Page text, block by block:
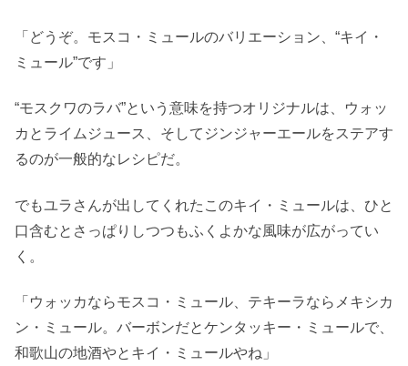
「どうぞ。モスコ・ミュールのバリエーション、“キイ・
ミュール”です」
“モスクワのラバ”という意味を持つオリジナルは、ウォッ
カとライムジュース、そしてジンジャーエールをステアす
るのが一般的なレシピだ。
でもユラさんが出してくれたこのキイ・ミュールは、ひと
口含むとさっぱりしつつもふくよかな風味が広がってい
く。
「ウォッカならモスコ・ミュール、テキーラならメキシカ
ン・ミュール。バーボンだとケンタッキー・ミュールで、
和歌山の地酒やとキイ・ミュールやね」